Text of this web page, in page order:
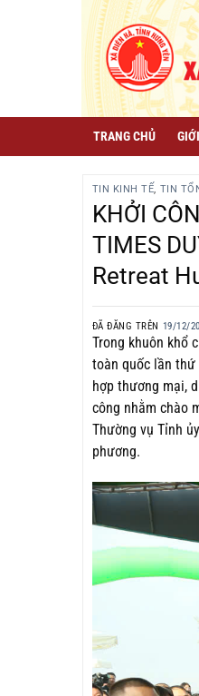
TRANG CHỦ
TIN KINH TẾ, TIN
KHỞI
TIMES
Retreat
ĐÃ ĐĂNG TRÊN 19/12/
Trong khuôn khổ
toàn quốc lần thứ
hợp thương mại,
công nhằm chào
Thường vụ Tỉnh
phương.